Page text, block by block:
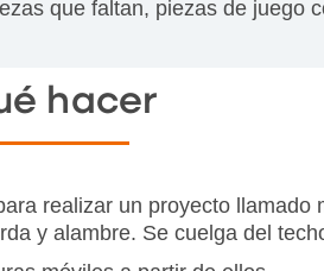
que faltan, piezas de juego
hacer
realizar un proyecto
y alambre. Se cuelga del